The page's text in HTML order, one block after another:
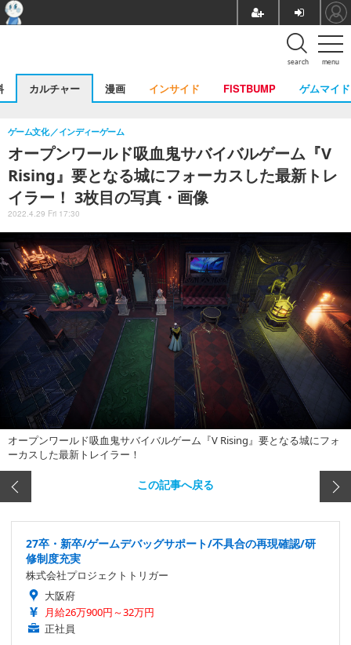
menu
search
カルチャー 漫画 インサイド FISTBUMP ゲムマイド
オープンワールド吸血鬼サバイバルゲーム『V
Rising』要となる城にフォーカスした最新トレ
イラー！ 3枚目の写真・画像
ゲーム文化 インディーゲーム
2022.4.29 Fri 17:30
オープンワールド吸血鬼サバイバルゲーム『V Rising』要となる城にフォ
ーカスした最新トレイラー！
この記事へ戻る
27卒・新卒/ゲームデバッグサポート/不具合の再現確認/研
修制度充実
株式会社プロジェクトトリガー
大阪府
月給26万900円～32万円
正社員